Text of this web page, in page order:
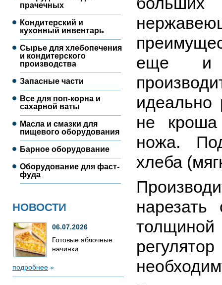
прачечных
Кондитерский и
кухонный инвентарь
Сырье для хлебопечения
и кондитерского
производства
Запасные части
Все для поп-корна и
сахарной ваты
Масла и смазки для
пищевого оборудования
Барное оборудование
Оборудование для фаст-
фуда
НОВОСТИ
06.07.2026
Готовые яблочные
начинки
подробнее »
еще и
не кроша
ножа.
хлеба